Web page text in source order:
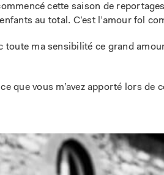
cette saison de
au total. C’est l’amour fol
toute ma sensibilité ce grand
que vous m’avez apporté lors